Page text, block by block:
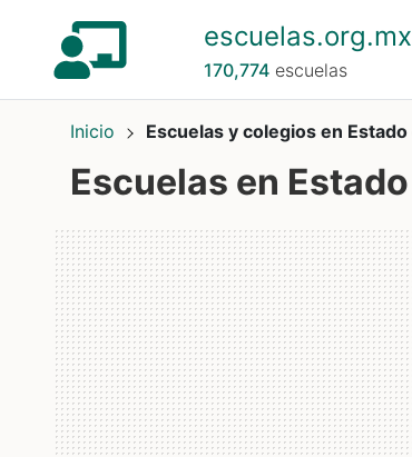
escuelas.org.mx
170,774escuelas
Inicio Escuelas y colegios en
Escuelas en